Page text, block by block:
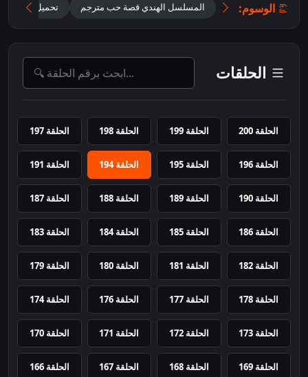
الوسوم: المسلسل الهندي قصة حب مترجم تحميل مسلسل Prem Leela مترجم
الحلقات
الحلقة 200 الحلقة 199 الحلقة 198 الحلقة 197
الحلقة 196 الحلقة 195 الحلقة 194 الحلقة 191
الحلقة 190 الحلقة 189 الحلقة 188 الحلقة 187
الحلقة 186 الحلقة 185 الحلقة 184 الحلقة 183
الحلقة 182 الحلقة 181 الحلقة 180 الحلقة 179
الحلقة 178 الحلقة 177 الحلقة 176 الحلقة 174
الحلقة 173 الحلقة 172 الحلقة 171 الحلقة 170
الحلقة 169 الحلقة 168 الحلقة 167 الحلقة 166